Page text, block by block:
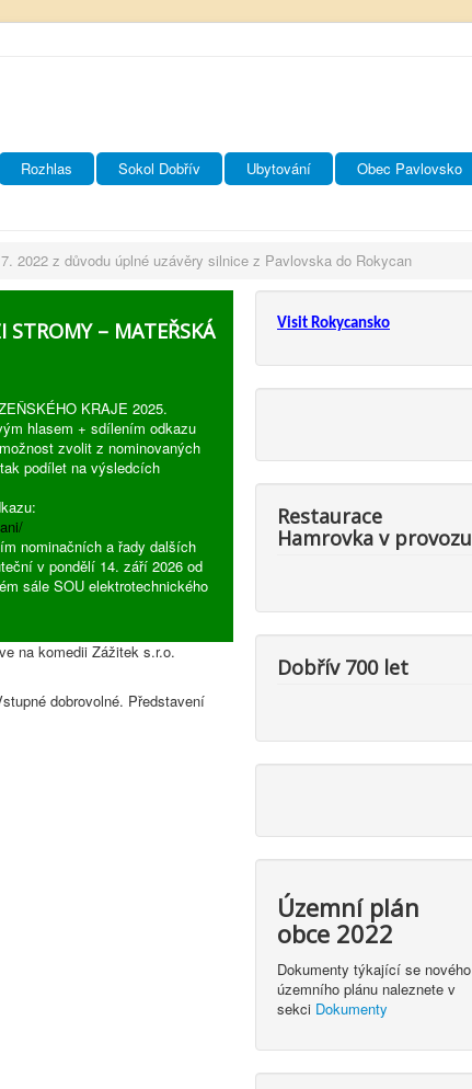
Rozhlas Sokol Dobřív Ubytování
Obec Pavlovsko
2022 z důvodu úplné uzávěry silnice z Pavlovska do Rokycan
STROMY – MATEŘSKÁ
KRAJE 2025.
hlasem + sdílením odkazu
zvolit z nominovaných
podílet na výsledcích
nominačních a řady dalších
v pondělí 14. září 2026 od
sále SOU elektrotechnického
na komedii Zážitek s.r.o.
dobrovolné. Představení
Visit Rokycansko
Restaurace
Hamrovka v provozu
Dobřív 700 let
Územní plán
obce 2022
Dokumenty týkající se nového
územního plánu naleznete v
sekci Dokumenty